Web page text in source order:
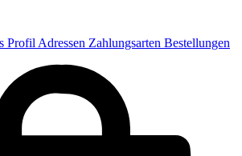
Profil Adressen Zahlungsarten Bestellungen